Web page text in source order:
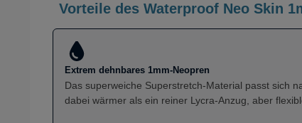
Vorteile des Waterproof Neo Skin
Extrem dehnbares 1mm-Neopren
Das superweiche Superstretch-Material passt sich
dabei wärmer als ein reiner Lycra-Anzug, aber